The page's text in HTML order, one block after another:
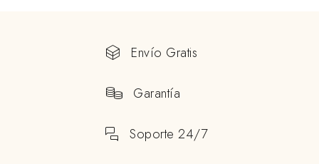
Envío Gratis
Garantía
Soporte 24/7